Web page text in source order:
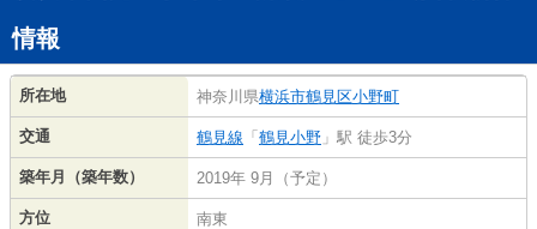
情報
所在地 神奈川県横浜市鶴見区小野町
交通 鶴見線 「 鶴見小野 」駅 徒歩3分
築年月（築年数） 2019年 9月（予定）
方位 南東